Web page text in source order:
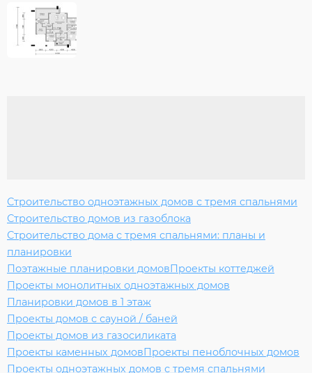
Строительство одноэтажных домов с тремя спальнями
Строительство домов из газоблока
Строительство дома с тремя спальнями: планы и
планировки
Поэтажные планировки домовПроекты коттеджей
Проекты монолитных одноэтажных домов
Планировки домов в 1 этаж
Проекты домов с сауной / баней
Проекты домов из газосиликата
Проекты каменных домовПроекты пеноблочных домов
Проекты одноэтажных домов с тремя спальнями